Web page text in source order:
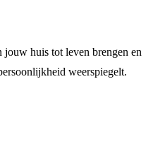
jouw huis tot leven brengen en
weerspiegelt.